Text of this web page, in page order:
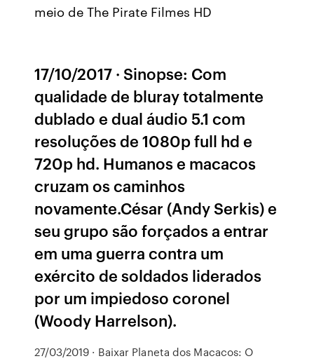
meio de The Pirate Filmes HD
17/10/2017 · Sinopse: Com
qualidade de bluray totalmente
dublado e dual áudio 5.1 com
resoluções de 1080p full hd e
720p hd. Humanos e macacos
cruzam os caminhos
novamente.César (Andy Serkis) e
seu grupo são forçados a entrar
em uma guerra contra um
exército de soldados liderados
por um impiedoso coronel
(Woody Harrelson).
27/03/2019 · Baixar Planeta dos Macacos: O